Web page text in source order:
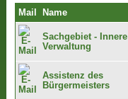
Mail Name
Sachgebiet - Innere
Verwaltung
Assistenz des
Bürgermeisters